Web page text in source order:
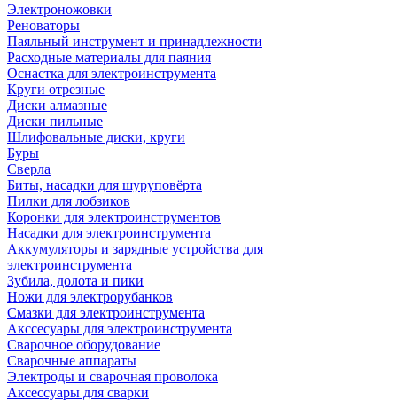
Электроножовки
Реноваторы
Паяльный инструмент и принадлежности
Расходные материалы для паяния
Оснастка для электроинструмента
Круги отрезные
Диски алмазные
Диски пильные
Шлифовальные диски, круги
Буры
Сверла
Биты, насадки для шуруповёрта
Пилки для лобзиков
Коронки для электроинструментов
Насадки для электроинструмента
Аккумуляторы и зарядные устройства для
электроинструмента
Зубила, долота и пики
Ножи для электрорубанков
Смазки для электроинструмента
Акссесуары для электроинструмента
Сварочное оборудование
Сварочные аппараты
Электроды и сварочная проволока
Аксессуары для сварки